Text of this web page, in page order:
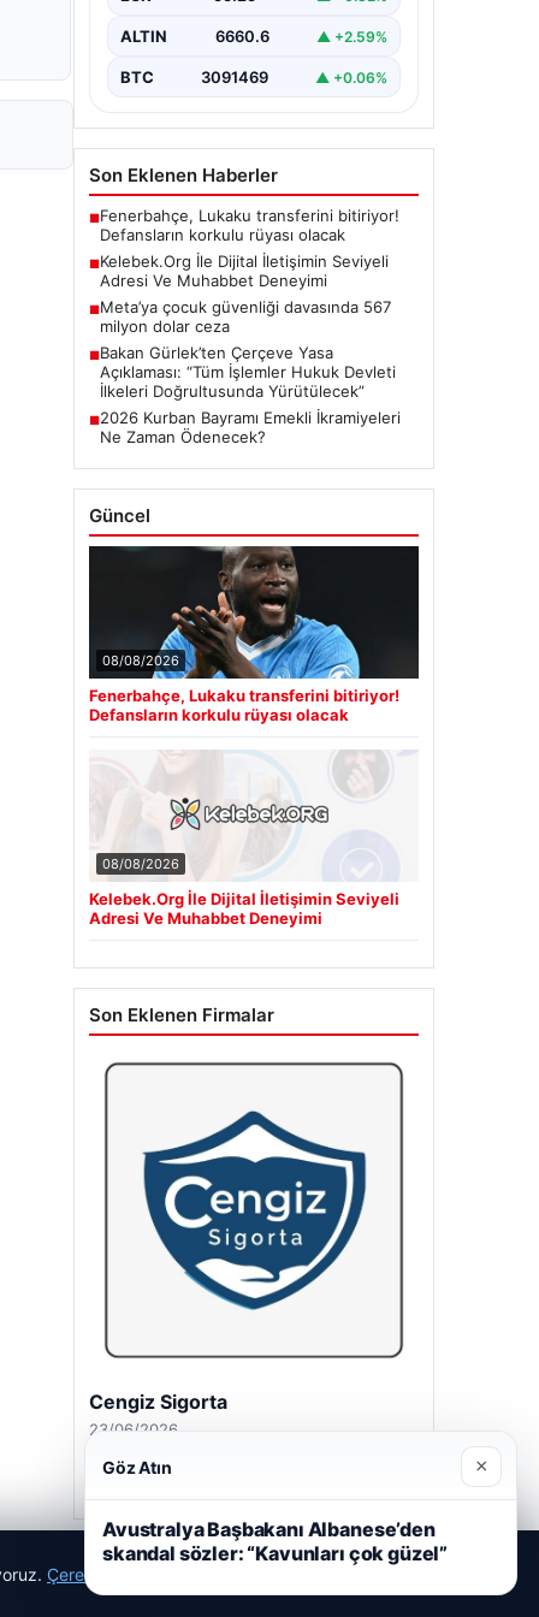
ALTIN 6660.6 ▲ +2.59%
BTC 3091469 ▲ +0.06%
Son Eklenen Haberler
■Fenerbahçe, Lukaku transferini bitiriyor!
Defansların korkulu rüyası olacak
■Kelebek.Org İle Dijital İletişimin Seviyeli
Adresi Ve Muhabbet Deneyimi
■Meta’ya çocuk güvenliği davasında 567
milyon dolar ceza
■Bakan Gürlek’ten Çerçeve Yasa
Açıklaması: “Tüm İşlemler Hukuk Devleti
İlkeleri Doğrultusunda Yürütülecek”
■2026 Kurban Bayramı Emekli İkramiyeleri
Ne Zaman Ödenecek?
Güncel
08/08/2026
Fenerbahçe, Lukaku transferini bitiriyor!
Defansların korkulu rüyası olacak
08/08/2026
Kelebek.Org İle Dijital İletişimin Seviyeli
Adresi Ve Muhabbet Deneyimi
Son Eklenen Firmalar
Cengiz Sigorta
23/06/2026
Çerez Politikamız
Göz Atın ×
Avustralya Başbakanı Albanese’den
skandal sözler: “Kavunları çok güzel”